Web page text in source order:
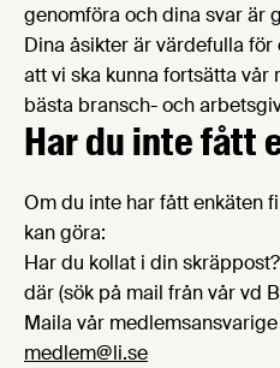
genomföra och dina svar är
Dina åsikter är värdefulla
att vi ska kunna fortsätta vår
bästa bransch- och
Har du inte fått
Om du inte har fått enkäten
kan göra:
Har du kollat i din
där (sök på mail från vår vd
Maila vår
medlem@li.se